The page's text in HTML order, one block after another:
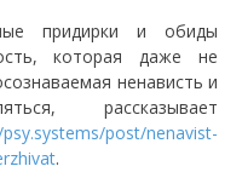
придирки и обиды
которая даже не
ненависть и
рассказывает
post/nenavist-
.